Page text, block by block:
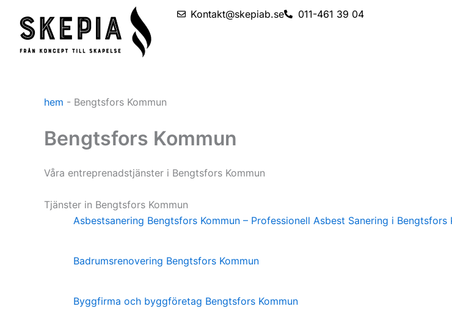
content
Kontakt@skepiab.se 011-461 39 04
hem - Bengtsfors Kommun
Bengtsfors Kommun
Våra entreprenadstjänster i Bengtsfors Kommun
Tjänster in Bengtsfors Kommun
Asbestsanering Bengtsfors Kommun – Professionell Asbest Sanering i Bengtsfors
Badrumsrenovering Bengtsfors Kommun
Byggfirma och byggföretag Bengtsfors Kommun